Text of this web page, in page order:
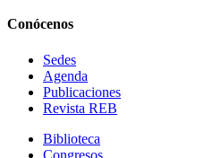
Conócenos
Sedes
Agenda
Publicaciones
Revista REB
Biblioteca
Congresos